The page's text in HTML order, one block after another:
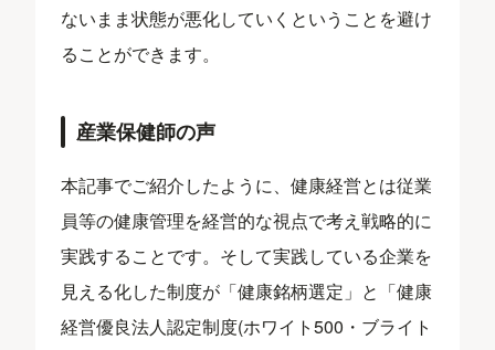
ないまま状態が悪化していくということを避け
ることができます。
産業保健師の声
本記事でご紹介したように、健康経営とは従業
員等の健康管理を経営的な視点で考え戦略的に
実践することです。そして実践している企業を
見える化した制度が「健康銘柄選定」と「健康
経営優良法人認定制度(ホワイト500・ブライト